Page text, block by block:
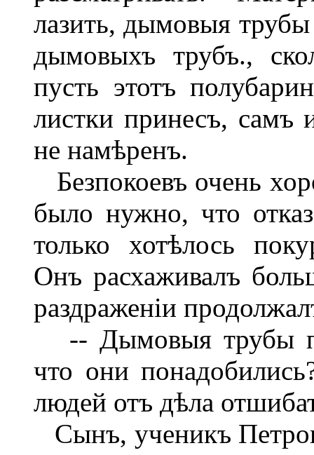
лазить, дымовыя
дымовыхъ трубъ.,
пусть этотъ
листки принесъ, самъ
не намѣренъ.
Безпокоевъ очень
было нужно, что
только хотѣлось
Онъ расхаживалъ
раздраженіи
-- Дымовыя трубы
что они
людей отъ дѣла
Сынъ, ученикъ